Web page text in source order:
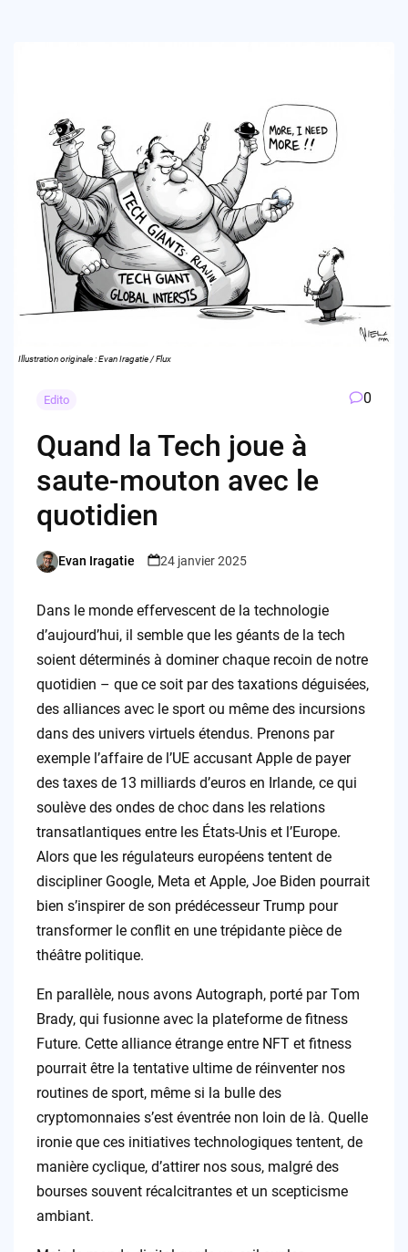
Illustration originale : Evan Iragatie / Flux
Edito 0
Quand la Tech joue à
saute-mouton avec le
quotidien
Posted
Evan Iragatie 24 janvier 2025
Dans le monde effervescent de la technologie
d’aujourd’hui, il semble que les géants de la tech
soient déterminés à dominer chaque recoin de notre
quotidien – que ce soit par des taxations déguisées,
des alliances avec le sport ou même des incursions
dans des univers virtuels étendus. Prenons par
exemple l’affaire de l’UE accusant Apple de payer
des taxes de 13 milliards d’euros en Irlande, ce qui
soulève des ondes de choc dans les relations
transatlantiques entre les États-Unis et l’Europe.
Alors que les régulateurs européens tentent de
discipliner Google, Meta et Apple, Joe Biden pourrait
bien s’inspirer de son prédécesseur Trump pour
transformer le conflit en une trépidante pièce de
théâtre politique.
En parallèle, nous avons Autograph, porté par Tom
Brady, qui fusionne avec la plateforme de fitness
Future. Cette alliance étrange entre NFT et fitness
pourrait être la tentative ultime de réinventer nos
routines de sport, même si la bulle des
cryptomonnaies s’est éventrée non loin de là. Quelle
ironie que ces initiatives technologiques tentent, de
manière cyclique, d’attirer nos sous, malgré des
bourses souvent récalcitrantes et un scepticisme
ambiant.